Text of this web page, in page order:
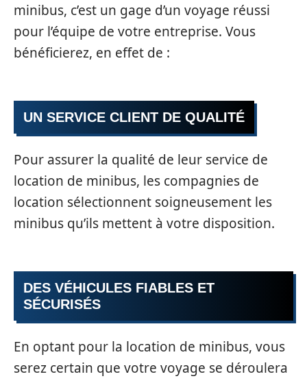
minibus, c’est un gage d’un voyage réussi
pour l’équipe de votre entreprise. Vous
bénéficierez, en effet de :
UN SERVICE CLIENT DE QUALITÉ
Pour assurer la qualité de leur service de
location de minibus, les compagnies de
location sélectionnent soigneusement les
minibus qu’ils mettent à votre disposition.
DES VÉHICULES FIABLES ET
SÉCURISÉS
En optant pour la location de minibus, vous
serez certain que votre voyage se déroulera